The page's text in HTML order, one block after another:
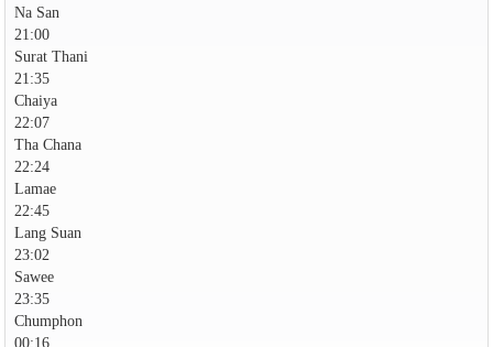
Na San
21:00
Surat Thani
21:35
Chaiya
22:07
Tha Chana
22:24
Lamae
22:45
Lang Suan
23:02
Sawee
23:35
Chumphon
00:16